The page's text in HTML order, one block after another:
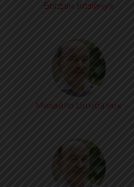
Богдан Козійчук
Михайло Цимбалюк